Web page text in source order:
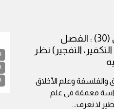
كتاب رحلة في عقل إرهابي (30) : الفصل
التفجير) نظر
وعلم الأخلاق
معمقة في علم
لا تعرف...